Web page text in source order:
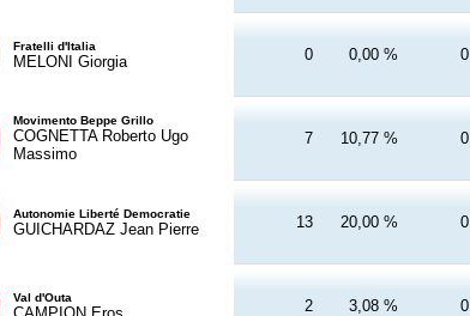
Fratelli d'Italia
MELONI Giorgia 0 0,00 % 0
Movimento Beppe Grillo
COGNETTA Roberto Ugo
Massimo
7 10,77 % 0
Autonomie Liberté Democratie
GUICHARDAZ Jean Pierre 13 20,00 % 0
Val d'Outa 2 3,08 % 0